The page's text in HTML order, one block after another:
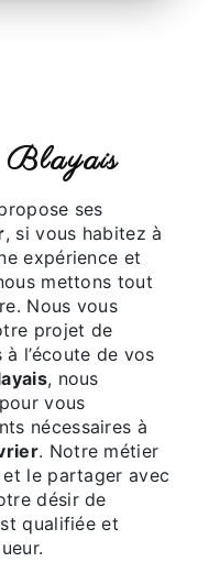
Blayais
ses
, si vous habitez à
expérience et
mettons tout
Nous vous
projet de
l’écoute de vos
, nous
vous
nécessaires à
. Notre métier
le partager avec
désir de
qualifiée et